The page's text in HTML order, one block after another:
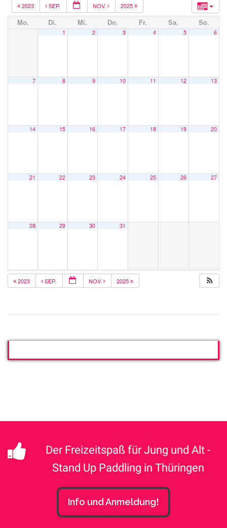
2023 SEP. NOV. 2025
Mo. Di. Mi. Do. Fr. Sa. So.
1 2 3 4 5 6
7 8 9 10 11 12 13
14 15 16 17 18 19 20
21 22 23 24 25 26 27
28 29 30 31
2023 SEP. NOV. 2025
Der Freizeitspaß für Jung und Alt -
Stand Up Paddling in Thüringen
Info und Anmeldung!